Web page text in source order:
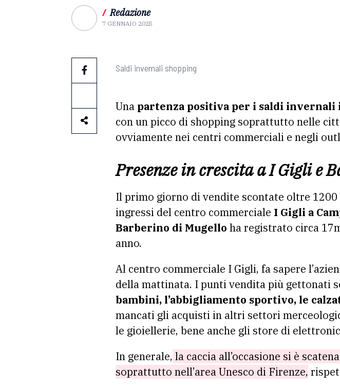
/ Redazione
7 GENNAIO 2025
Saldi invernali shopping
Una partenza positiva per i saldi invernali
con un picco di shopping soprattutto nelle
ovviamente nei centri commerciali e negli
Presenze in crescita a I Gigli e
Il primo giorno di vendite scontate oltre
ingressi del centro commerciale I Gigli a
Barberino di Mugello ha registrato circa
anno.
Al centro commerciale I Gigli, fa sapere
della mattinata. I punti vendita più gettonati
bambini, l’abbigliamento sportivo, le
mancati gli acquisti in altri settori
le gioiellerie, bene anche gli store di
In generale, la caccia all’occasione si è
soprattutto nell’area Unesco di Firenze,